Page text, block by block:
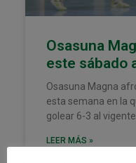
Osasuna
este sábado
Osasuna Magna
esta semana en la
golear 6-3 al
LEER MÁS »